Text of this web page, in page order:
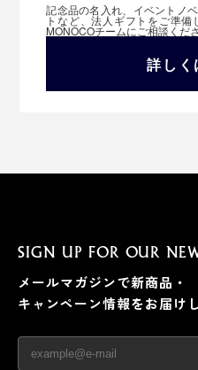
記念品の名入れ、イベントノ
トなど、法人ギフトをご準備
MONOCOチームにご相談くだ
詳しく
SIGN UP FOR OUR
メールマガジンで新商品・
キャンペーン情報をお届けし